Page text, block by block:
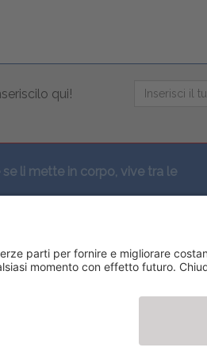
qui!
se li mette in corpo, vive tra le